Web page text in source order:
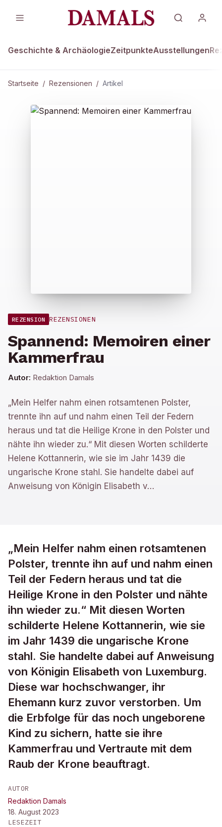
Geschichte & ArchäologieZeitpunkteAusstellungen
Startseite / Rezensionen / Artikel
REZENSION REZENSIONEN
Spannend: Memoiren einer
Kammerfrau
Autor: Redaktion Damals
„Mein Helfer nahm einen rotsamtenen Polster,
trennte ihn auf und nahm einen Teil der Federn
heraus und tat die Heilige Krone in den Polster und
nähte ihn wieder zu.“ Mit diesen Worten schilderte
Helene Kottannerin, wie sie im Jahr 1439 die
ungarische Krone stahl. Sie handelte dabei auf
Anweisung von Königin Elisabeth v…
„Mein Helfer nahm einen rotsamtenen
Polster, trennte ihn auf und nahm einen
Teil der Federn heraus und tat die
Heilige Krone in den Polster und nähte
ihn wieder zu.“ Mit diesen Worten
schilderte Helene Kottannerin, wie sie
im Jahr 1439 die ungarische Krone
stahl. Sie handelte dabei auf Anweisung
von Königin Elisabeth von Luxemburg.
Diese war hochschwanger, ihr
Ehemann kurz zuvor verstorben. Um
die Erbfolge für das noch ungeborene
Kind zu sichern, hatte sie ihre
Kammerfrau und Vertraute mit dem
Raub der Krone beauftragt.
AUTOR
Redaktion Damals
18. August 2023
LESEZEIT